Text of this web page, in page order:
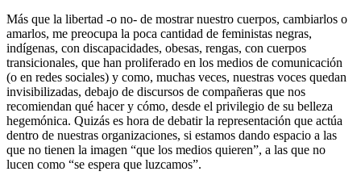
Más que la libertad -o no- de mostrar nuestro cuerpos, cambiarlos o
amarlos, me preocupa la poca cantidad de feministas negras,
indígenas, con discapacidades, obesas, rengas, con cuerpos
transicionales, que han proliferado en los medios de comunicación
(o en redes sociales) y como, muchas veces, nuestras voces quedan
invisibilizadas, debajo de discursos de compañeras que nos
recomiendan qué hacer y cómo, desde el privilegio de su belleza
hegemónica. Quizás es hora de debatir la representación que actúa
dentro de nuestras organizaciones, si estamos dando espacio a las
que no tienen la imagen “que los medios quieren”, a las que no
lucen como “se espera que luzcamos”.